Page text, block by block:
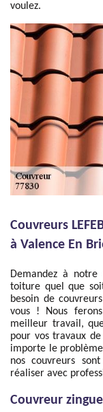
voulez.
Couvreurs
à Valence En
Demandez à notre
toiture quel que
besoin de
vous ! Nous
meilleur travail,
pour vos travaux
importe le
nos couvreurs
réaliser avec
Couvreur